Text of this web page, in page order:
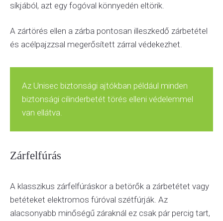
síkjából, azt egy fogóval könnyedén eltörik.
A zártörés ellen a zárba pontosan illeszkedő zárbetétel
és acélpajzzsal megerősített zárral védekezhet.
Az Unisec biztonsági ajtókban például minden
biztonsági cilinderbetét törés elleni védelemmel
van ellátva.
Zárfelfúrás
A klasszikus zárfelfúráskor a betörők a zárbetétet vagy
betéteket elektromos fúróval szétfúrják. Az
alacsonyabb minőségű záraknál ez csak pár percig tart,